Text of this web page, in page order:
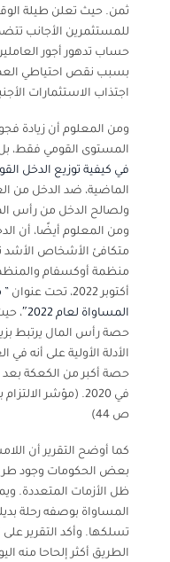
ثمن. حيث تعلن طيلة
للمستثمرين الأجانب
حساب تدهور أجور
بسبب نقص احتياطي
اجتذاب الاستثمارات
ومن المعلوم أن زيادة
المستوى القومي فقط،
في كيفية توزيع الدخل
الماضية، ضد الدخل من
ولصالح الدخل من رأس
ومن المعلوم أيضًا، أن
متكافئ الأشخاص الأشد
منظمة أوكسفام والمنظمة
أكتوبر 2022، تحت عنوان
”
المساواة لعام 2022″
،
حصة رأس المال يرتبط
الأدلة الأولية على أنه
حصة أكبر من الكعكة
ص 44)
كما أوضح التقرير أن
بعض الحكومات وجود طرق
ظل الأزمات المتعددة.
المساواة بوصفه رحلة
تسلكها. وأكد التقرير
الطريق أكثر إلحاحا منه